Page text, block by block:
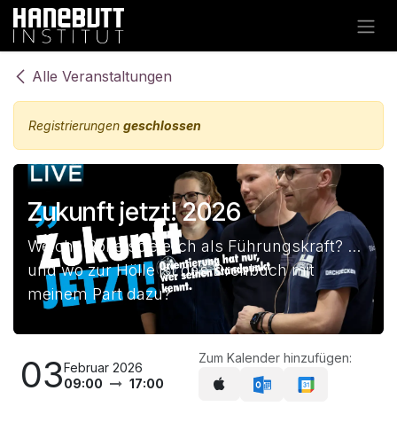
Zum Inhalt springen
Alle Veranstaltungen
Registrierungen geschlossen
Zukunft jetzt! 2026
Welche Rolle spiele ich als Führungskraft? ...
und wo zur Hölle ist das Drehbuch mit
meinem Part dazu?
03Februar 2026
09:00
17:00
Zum Kalender hinzufügen: